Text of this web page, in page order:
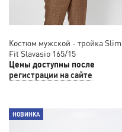
Костюм мужской - тройка Slim
Fit Slavasio 165/15
Цены доступны после
регистрации на сайте
НОВИНКА